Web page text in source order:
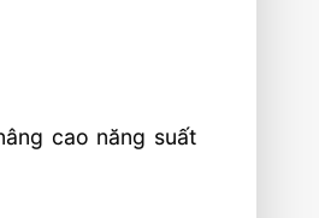
cao năng suất